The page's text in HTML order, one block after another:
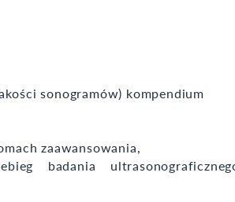
sonogramów) kompendium
zaawansowania,
badania